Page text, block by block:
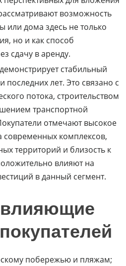
возможность
или дома здесь не только
но и как способ
сдачу в аренду.
демонстрирует стабильный
последних лет. Это связано с
потока, строительством
транспортной
отмечают высокое
современных комплексов,
территорий и близость к
влияют на
в данный сегмент.
побережью и пляжам;